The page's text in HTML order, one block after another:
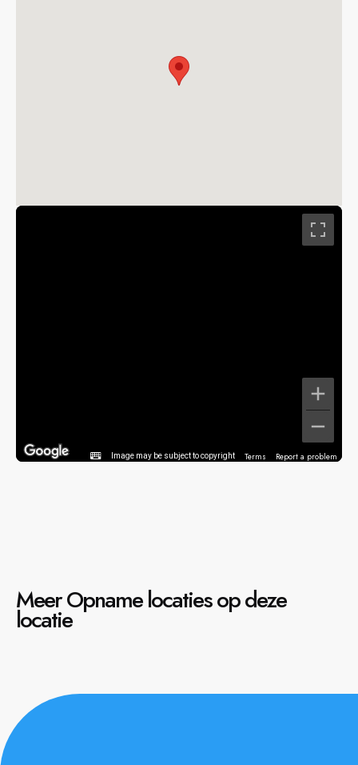
Image may be subject to copyright Terms Report a problem
Meer Opname locaties op deze
locatie